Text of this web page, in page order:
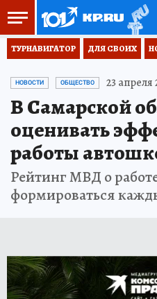
ТУРНАВИГАТОР ДЛЯ СВОИХ
НОВОСТИ ОБЩЕСТВО 23 апреля
В Самарской
оценивать
работы
Рейтинг МВД о
формироваться